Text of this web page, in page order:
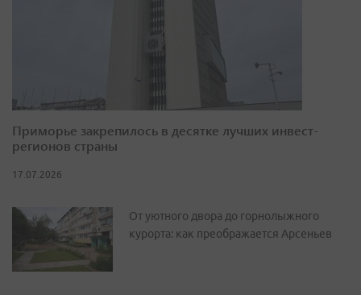
Приморье закрепилось в десятке лучших инвест-
регионов страны
17.07.2026
От уютного двора до горнолыжного
курорта: как преображается Арсеньев